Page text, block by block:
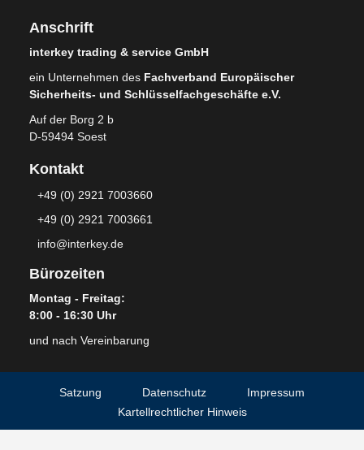
Anschrift
interkey trading & service GmbH
ein Unternehmen des Fachverband Europäischer
Sicherheits- und Schlüsselfachgeschäfte e.V.
Auf der Borg 2 b
D-59494 Soest
Kontakt
+49 (0) 2921 7003660
+49 (0) 2921 7003661
info@interkey.de
Bürozeiten
Montag - Freitag:
8:00 - 16:30 Uhr
und nach Vereinbarung
Satzung Datenschutz
Impressum
Kartellrechtlicher Hinweis